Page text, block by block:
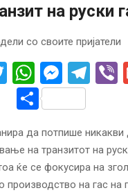
на руски
со своите пријатели
Twitter
Share
да потпише никакви
на транзитот на
ќе се фокусира на
производство на гас на